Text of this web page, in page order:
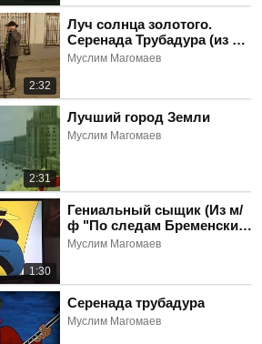
2:32
Луч солнца золотого.
Серенада Трубадура (из м/
ф "Бременские
Муслим Магомаев
2:31
Лучший город Земли
Муслим Магомаев
1:30
Гениальный сыщик (Из м/
ф "По следам Бременских
музыкантов")
Муслим Магомаев
Серенада трубадура
Муслим Магомаев